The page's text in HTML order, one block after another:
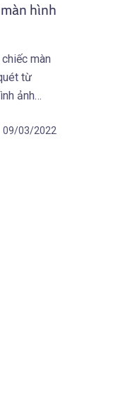
hình
màn
từ
ảnh
đó phải
09/03/2022